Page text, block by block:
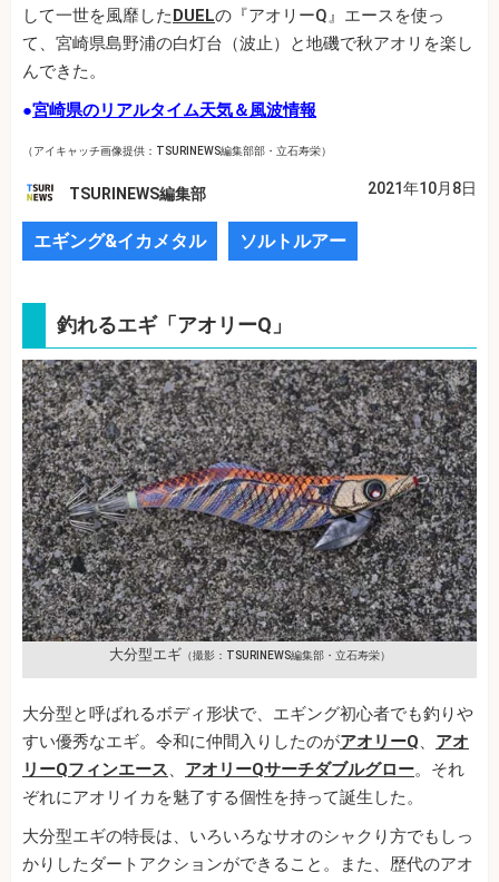
して一世を風靡したDUELの『アオリーQ』エースを使っ
て、宮崎県島野浦の白灯台（波止）と地磯で秋アオリを楽し
んできた。
●宮崎県のリアルタイム天気＆風波情報
（アイキャッチ画像提供：TSURINEWS編集部部・立石寿栄）
TSURINEWS編集部 2021年10月8日
エギング&イカメタル ソルトルアー
釣れるエギ「アオリーQ」
大分型エギ （撮影：TSURINEWS編集部・立石寿栄）
大分型と呼ばれるボディ形状で、エギング初心者でも釣りや
すい優秀なエギ。令和に仲間入りしたのがアオリーQ
アオ
リーQフィンエース
アオリーQサーチダブルグロー。それ
ぞれにアオリイカを魅了する個性を持って誕生した。
大分型エギの特長は、いろいろなサオのシャクり方でもしっ
かりしたダートアクションができること。また、歴代のアオ